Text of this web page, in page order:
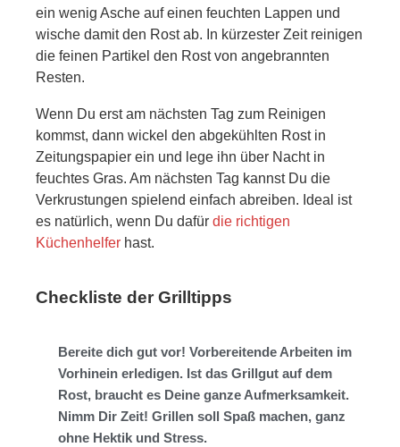
ein wenig Asche auf einen feuchten Lappen und
wische damit den Rost ab. In kürzester Zeit reinigen
die feinen Partikel den Rost von angebrannten
Resten.
Wenn Du erst am nächsten Tag zum Reinigen
kommst, dann wickel den abgekühlten Rost in
Zeitungspapier ein und lege ihn über Nacht in
feuchtes Gras. Am nächsten Tag kannst Du die
Verkrustungen spielend einfach abreiben. Ideal ist
es natürlich, wenn Du dafür die richtigen
Küchenhelfer hast.
Checkliste der Grilltipps
Bereite dich gut vor! Vorbereitende Arbeiten im
Vorhinein erledigen. Ist das Grillgut auf dem
Rost, braucht es Deine ganze Aufmerksamkeit.
Nimm Dir Zeit! Grillen soll Spaß machen, ganz
ohne Hektik und Stress.